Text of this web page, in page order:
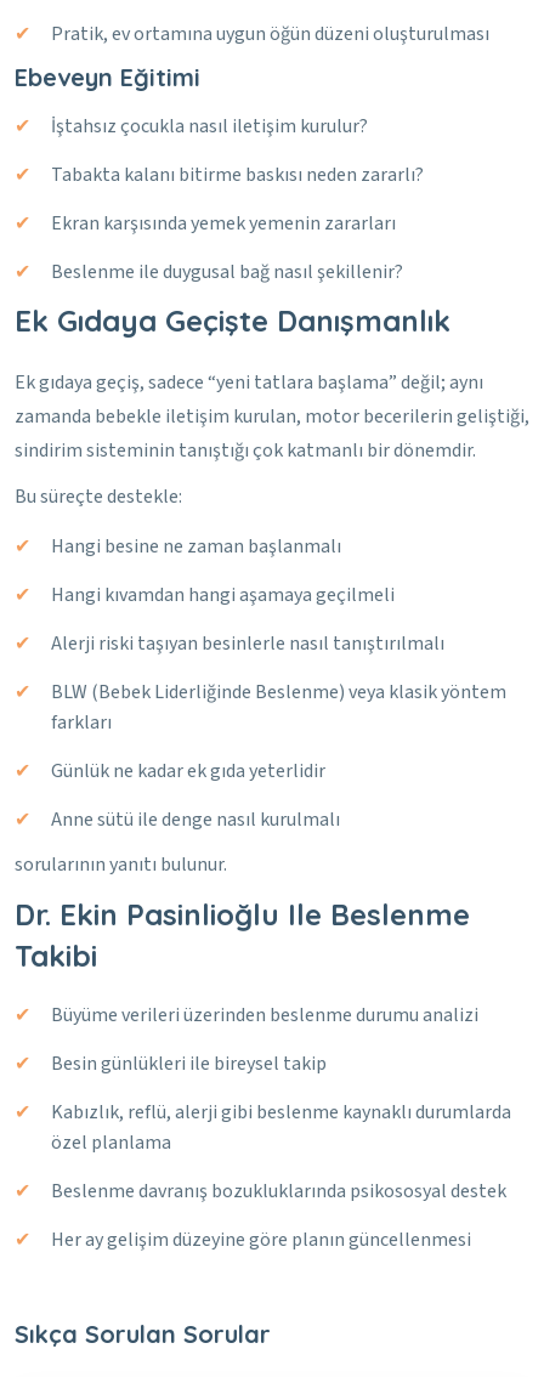
Pratik, ev ortamına uygun öğün düzeni oluşturulması
Ebeveyn Eğitimi
İştahsız çocukla nasıl iletişim kurulur?
Tabakta kalanı bitirme baskısı neden zararlı?
Ekran karşısında yemek yemenin zararları
Beslenme ile duygusal bağ nasıl şekillenir?
Ek Gıdaya Geçişte Danışmanlık
Ek gıdaya geçiş, sadece “yeni tatlara başlama” değil; aynı
zamanda bebekle iletişim kurulan, motor becerilerin geliştiği,
sindirim sisteminin tanıştığı çok katmanlı bir dönemdir.
Bu süreçte destekle:
Hangi besine ne zaman başlanmalı
Hangi kıvamdan hangi aşamaya geçilmeli
Alerji riski taşıyan besinlerle nasıl tanıştırılmalı
BLW (Bebek Liderliğinde Beslenme) veya klasik yöntem
farkları
Günlük ne kadar ek gıda yeterlidir
Anne sütü ile denge nasıl kurulmalı
sorularının yanıtı bulunur.
Dr. Ekin Pasinlioğlu Ile Beslenme
Takibi
Büyüme verileri üzerinden beslenme durumu analizi
Besin günlükleri ile bireysel takip
Kabızlık, reflü, alerji gibi beslenme kaynaklı durumlarda
özel planlama
Beslenme davranış bozukluklarında psikososyal destek
Her ay gelişim düzeyine göre planın güncellenmesi
Sıkça Sorulan Sorular